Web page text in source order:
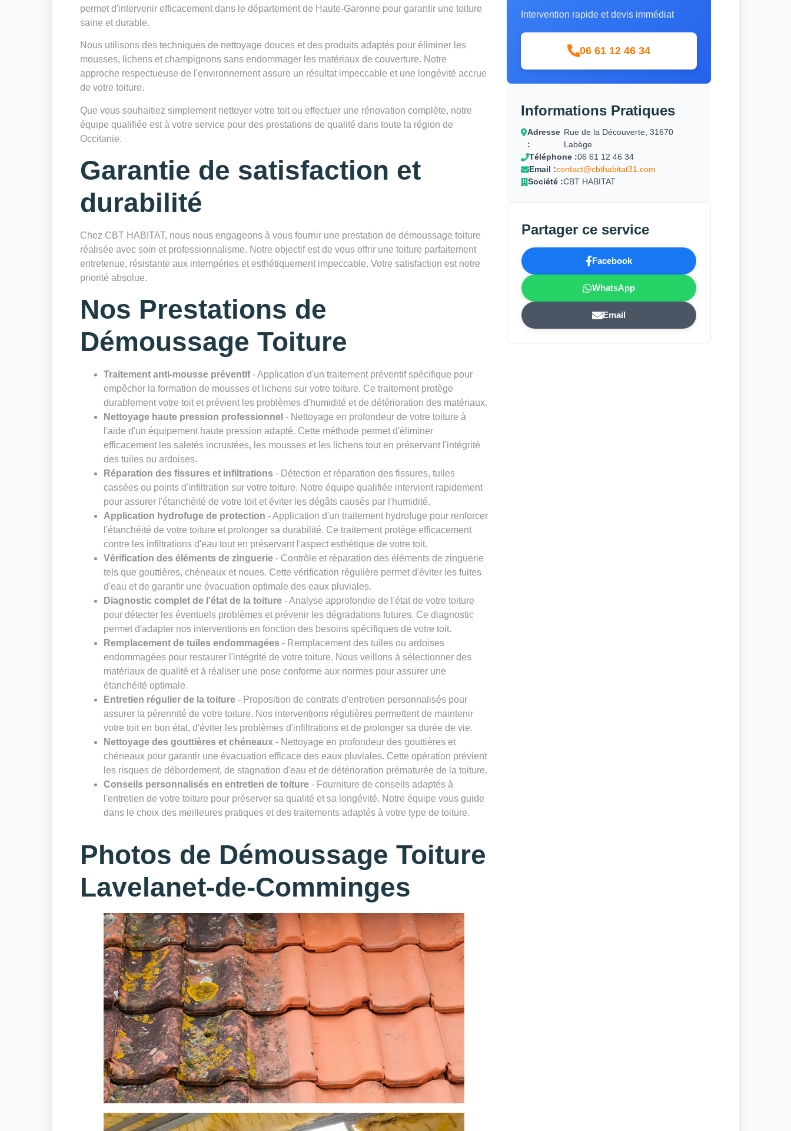
permet d'intervenir efficacement dans le département de Haute-Garonne pour garantir une toiture
saine et durable.
Nous utilisons des techniques de nettoyage douces et des produits adaptés pour éliminer les
mousses, lichens et champignons sans endommager les matériaux de couverture. Notre
approche respectueuse de l'environnement assure un résultat impeccable et une longévité accrue
de votre toiture.
Que vous souhaitiez simplement nettoyer votre toit ou effectuer une rénovation complète, notre
équipe qualifiée est à votre service pour des prestations de qualité dans toute la région de
Occitanie.
Garantie de satisfaction et
durabilité
Chez CBT HABITAT, nous nous engageons à vous fournir une prestation de démoussage toiture
réalisée avec soin et professionnalisme. Notre objectif est de vous offrir une toiture parfaitement
entretenue, résistante aux intempéries et esthétiquement impeccable. Votre satisfaction est notre
priorité absolue.
Nos Prestations de
Démoussage Toiture
Traitement anti-mousse préventif- Application d'un traitement préventif spécifique pour
empêcher la formation de mousses et lichens sur votre toiture. Ce traitement protège
durablement votre toit et prévient les problèmes d'humidité et de détérioration des matériaux.
Nettoyage haute pression professionnel - Nettoyage en profondeur de votre toiture à
l'aide d'un équipement haute pression adapté. Cette méthode permet d'éliminer
efficacement les saletés incrustées, les mousses et les lichens tout en préservant l'intégrité
des tuiles ou ardoises.
Réparation des fissures et infiltrations - Détection et réparation des fissures, tuiles
cassées ou points d'infiltration sur votre toiture. Notre équipe qualifiée intervient rapidement
pour assurer l'étanchéité de votre toit et éviter les dégâts causés par l'humidité.
Application hydrofuge de protection - Application d'un traitement hydrofuge pour renforcer
l'étanchéité de votre toiture et prolonger sa durabilité. Ce traitement protège efficacement
contre les infiltrations d'eau tout en préservant l'aspect esthétique de votre toit.
Vérification des éléments de zinguerie - Contrôle et réparation des éléments de zinguerie
tels que gouttières, chéneaux et noues. Cette vérification régulière permet d'éviter les fuites
d'eau et de garantir une évacuation optimale des eaux pluviales.
Diagnostic complet de l'état de la toiture - Analyse approfondie de l'état de votre toiture
pour détecter les éventuels problèmes et prévenir les dégradations futures. Ce diagnostic
permet d'adapter nos interventions en fonction des besoins spécifiques de votre toit.
Remplacement de tuiles endommagées - Remplacement des tuiles ou ardoises
endommagées pour restaurer l'intégrité de votre toiture. Nous veillons à sélectionner des
matériaux de qualité et à réaliser une pose conforme aux normes pour assurer une
étanchéité optimale.
Entretien régulier de la toiture - Proposition de contrats d'entretien personnalisés pour
assurer la pérennité de votre toiture. Nos interventions régulières permettent de maintenir
votre toit en bon état, d'éviter les problèmes d'infiltrations et de prolonger sa durée de vie.
Nettoyage des gouttières et chéneaux - Nettoyage en profondeur des gouttières et
chéneaux pour garantir une évacuation efficace des eaux pluviales. Cette opération prévient
les risques de débordement, de stagnation d'eau et de détérioration prématurée de la toiture.
Conseils personnalisés en entretien de toiture - Fourniture de conseils adaptés à
l'entretien de votre toiture pour préserver sa qualité et sa longévité. Notre équipe vous guide
dans le choix des meilleures pratiques et des traitements adaptés à votre type de toiture.
Photos de Démoussage Toiture
Lavelanet-de-Comminges
Intervention rapide et devis immédiat
06 61 12 46 34
Informations Pratiques
Adresse
:
Rue de la Découverte, 31670
Labège
Téléphone :06 61 12 46 34
Email :contact@cbthabitat31.com
Société :CBT HABITAT
Partager ce service
Facebook
WhatsApp
Email